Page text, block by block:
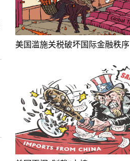
美国滥施关税破坏国际金融秩序